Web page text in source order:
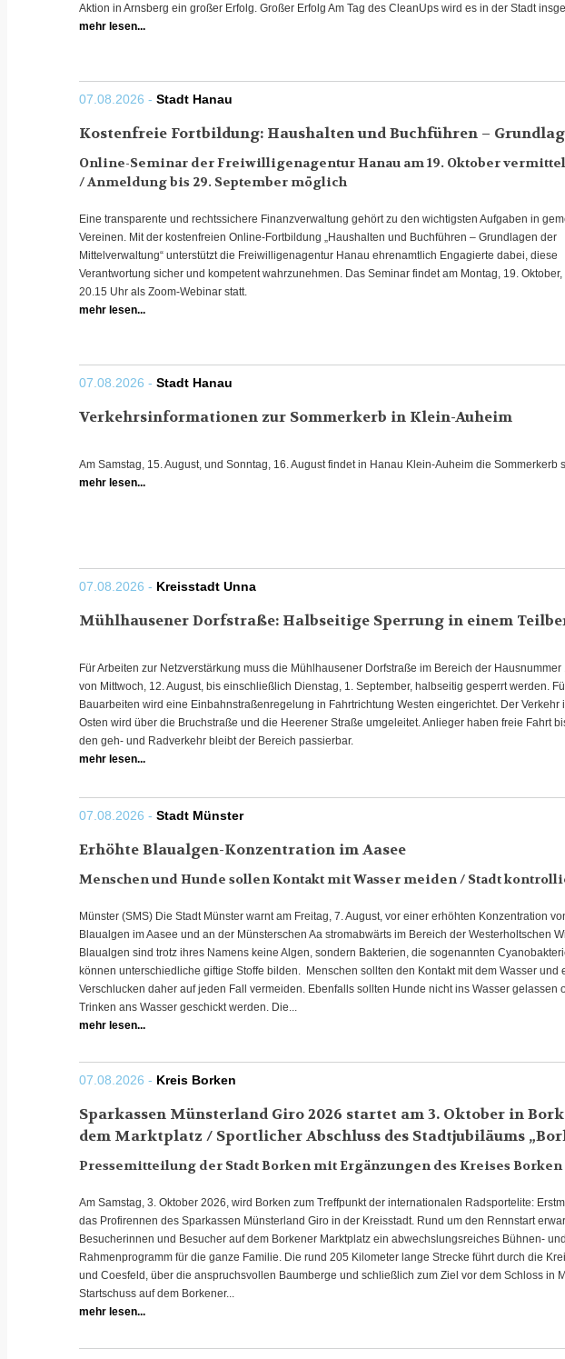
Aktion in Arnsberg ein großer Erfolg. Großer Erfolg Am Tag des CleanUps wird es in der Stadt
mehr lesen...
07.08.2026 - Stadt Hanau
Kostenfreie Fortbildung: Haushalten und Buchführen –
Online-Seminar der Freiwilligenagentur Hanau am 19. Oktober
/ Anmeldung bis 29. September möglich
Eine transparente und rechtssichere Finanzverwaltung gehört zu den wichtigsten Aufgaben in
Vereinen. Mit der kostenfreien Online-Fortbildung „Haushalten und Buchführen – Grundlagen der
Mittelverwaltung“ unterstützt die Freiwilligenagentur Hanau ehrenamtlich Engagierte dabei, diese
Verantwortung sicher und kompetent wahrzunehmen. Das Seminar findet am Montag, 19.
20.15 Uhr als Zoom-Webinar statt.
mehr lesen...
07.08.2026 - Stadt Hanau
Verkehrsinformationen zur Sommerkerb in Klein-Auheim
Am Samstag, 15. August, und Sonntag, 16. August findet in Hanau Klein-Auheim die Sommerkerb
mehr lesen...
07.08.2026 - Kreisstadt Unna
Mühlhausener Dorfstraße: Halbseitige Sperrung in einem
Für Arbeiten zur Netzverstärkung muss die Mühlhausener Dorfstraße im Bereich der
von Mittwoch, 12. August, bis einschließlich Dienstag, 1. September, halbseitig gesperrt werden.
Bauarbeiten wird eine Einbahnstraßenregelung in Fahrtrichtung Westen eingerichtet. Der Verkehr
Osten wird über die Bruchstraße und die Heerener Straße umgeleitet. Anlieger haben freie Fahrt
den geh- und Radverkehr bleibt der Bereich passierbar.
mehr lesen...
07.08.2026 - Stadt Münster
Erhöhte Blaualgen-Konzentration im Aasee
Menschen und Hunde sollen Kontakt mit Wasser meiden / Stadt
Münster (SMS) Die Stadt Münster warnt am Freitag, 7. August, vor einer erhöhten Konzentration
Blaualgen im Aasee und an der Münsterschen Aa stromabwärts im Bereich der Westerholtschen
Blaualgen sind trotz ihres Namens keine Algen, sondern Bakterien, die sogenannten
können unterschiedliche giftige Stoffe bilden. Menschen sollten den Kontakt mit dem Wasser und
Verschlucken daher auf jeden Fall vermeiden. Ebenfalls sollten Hunde nicht ins Wasser gelassen
Trinken ans Wasser geschickt werden. Die...
mehr lesen...
07.08.2026 - Kreis Borken
Sparkassen Münsterland Giro 2026 startet am 3. Oktober in
dem Marktplatz / Sportlicher Abschluss des Stadtjubiläums
Pressemitteilung der Stadt Borken mit Ergänzungen des Kreises Borken
Am Samstag, 3. Oktober 2026, wird Borken zum Treffpunkt der internationalen Radsportelite:
das Profirennen des Sparkassen Münsterland Giro in der Kreisstadt. Rund um den Rennstart
Besucherinnen und Besucher auf dem Borkener Marktplatz ein abwechslungsreiches Bühnen- und
Rahmenprogramm für die ganze Familie. Die rund 205 Kilometer lange Strecke führt durch die
und Coesfeld, über die anspruchsvollen Baumberge und schließlich zum Ziel vor dem Schloss in
Startschuss auf dem Borkener...
mehr lesen...